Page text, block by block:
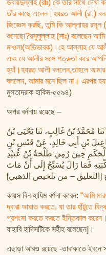
উবায়দুল্লাহ (রাঃ) কে তার সাথে দেখা
তাঁর কাছে এলেন।হযরত আলী (রা.)
জিজ্ঞেস করছি, তুমি কি আল্লাহর
শুনেছো?রসুলুল্লাহ (সাঃ) বলেছেন
মাওলা(অভিভাবক)।হে আল্লাহ যে
এবং যে আলীর সঙ্গে শত্রুতা করে
হ্যাঁ।হযরত আলী বললেন,তাহলে
বললেন, আমার মনে ছিল না। এরপর
মুসতাদরাক হাকিম-৫৫৯৪)
অপর বর্ননায় রয়েছে –
مُحَمَّدُ بْنُ غَالِبٍ، ثَنَا يَحْيَى بْنُ
بْنِ أَبِي خَالِدٍ، عَنْ قَيْسِ بْنِ
حِينَ رُمِيَ طَلْحَةُ بْنُ عُبَيْدِ
কায়স বিন হাযিম বর্ণনা করেন:“আমি
দ্বারা আঘাত করতে, যা তার হাঁটুতে
প্রশংসা করতে করতে ইন্তিকাল করেন।
যাহাবি হাদিসটিকে সহীহ বলেছেন]।
এছাড়া আরও রয়েছে -তাবাকাতে